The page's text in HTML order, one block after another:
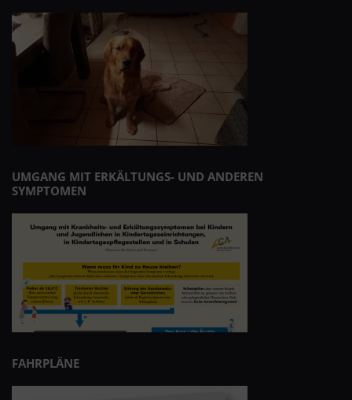
UMGANG MIT ERKÄLTUNGS- UND ANDEREN
SYMPTOMEN
FAHRPLÄNE